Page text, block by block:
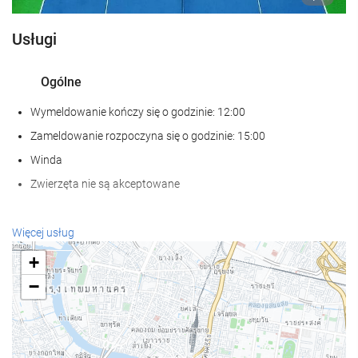
Usługi
Ogólne
Wymeldowanie kończy się o godzinie: 12:00
Zameldowanie rozpoczyna się o godzinie: 15:00
Winda
Zwierzęta nie są akceptowane
Wellness
łaźnia turecka/parowa
Sauna
Sala gimnastyczna
Basen
Więcej usług
+
−